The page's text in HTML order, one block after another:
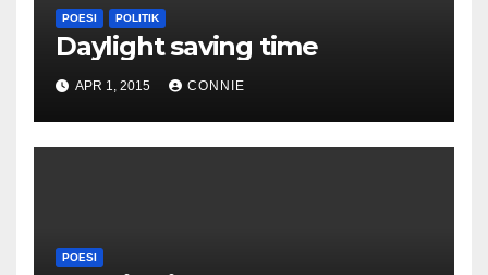
POESI POLITIK
Daylight saving time
APR 1, 2015 CONNIE
POESI